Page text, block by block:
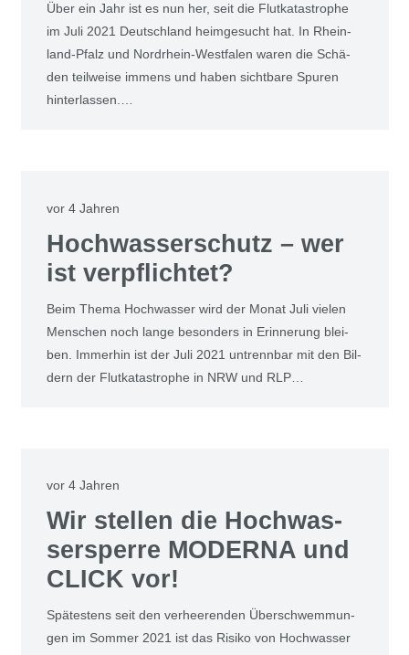
Über ein Jahr ist es nun her, seit die Flut­ka­ta­stro­phe
im Juli 2021 Deutsch­land heim­ge­sucht hat. In Rhein­
land-Pfalz und Nord­rhein-West­fa­len waren die Schä­
den teil­wei­se immens und haben sicht­ba­re Spu­ren
hin­ter­las­sen.…
vor 4 Jahren
Hoch­was­ser­schutz – wer
ist ver­pflich­tet?
Beim The­ma Hoch­was­ser wird der Monat Juli vie­len
Men­schen noch lan­ge beson­ders in Erin­ne­rung blei­
ben. Immer­hin ist der Juli 2021 untrenn­bar mit den Bil­
dern der Flut­ka­ta­stro­phe in NRW und RLP…
vor 4 Jahren
Wir stel­len die Hoch­was­
ser­sper­re MODER­NA und
CLICK vor!
Spä­tes­tens seit den ver­hee­ren­den Über­schwem­mun­
gen im Som­mer 2021 ist das Risi­ko von Hoch­was­ser